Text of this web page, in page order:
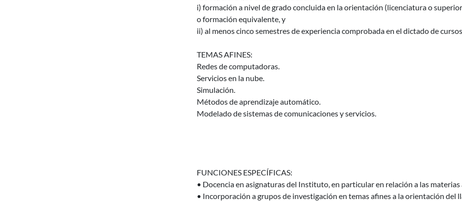
i) formación a nivel de grado concluida en la orientación (licenciatura o
o formación equivalente, y
ii) al menos cinco semestres de experiencia comprobada en el dictado de
TEMAS AFINES:
Redes de computadoras.
Servicios en la nube.
Simulación.
Métodos de aprendizaje automático.
Modelado de sistemas de comunicaciones y servicios.
FUNCIONES ESPECÍFICAS:
• Docencia en asignaturas del Instituto, en particular en relación a las
• Incorporación a grupos de investigación en temas afines a la orientación del